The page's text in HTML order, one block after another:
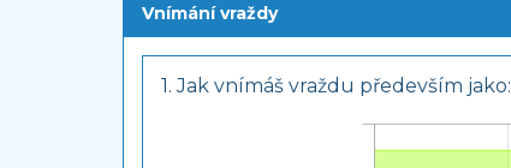
Vnímání vraždy
1. Jak vnímáš vraždu především jako: